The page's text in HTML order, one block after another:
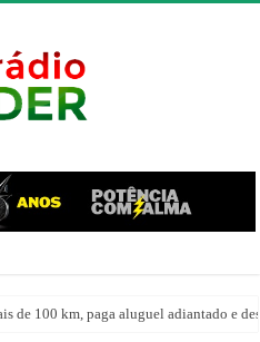
de 100 km, paga aluguel adiantado e